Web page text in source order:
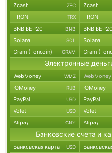
Zcash ZEC Zcash
TRON TRX TRON
BNB BEP20 BNB BNB BEP20
Solana SOL Solana
Gram (Toncoin) GRAM Gram
Электронные
WebMoney WMZ WebMoney
ЮMoney RUB ЮMoney
PayPal USD PayPal
Volet USD Volet
Alipay CNY Alipay
Банковские счета и
Банковская карта USD